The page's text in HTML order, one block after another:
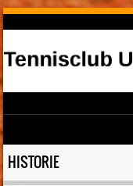
Skip to content
HISTORIE